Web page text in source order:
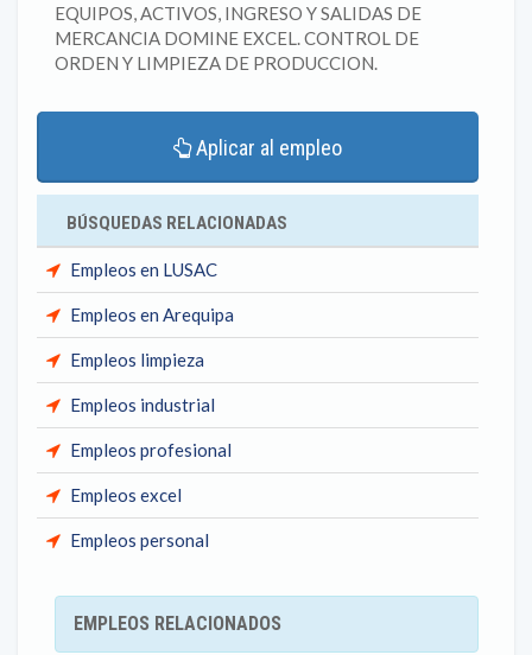
EQUIPOS, ACTIVOS, INGRESO Y SALIDAS DE
MERCANCIA DOMINE EXCEL. CONTROL DE
ORDEN Y LIMPIEZA DE PRODUCCION.
Aplicar al empleo
BÚSQUEDAS RELACIONADAS
Empleos en LUSAC
Empleos en Arequipa
Empleos limpieza
Empleos industrial
Empleos profesional
Empleos excel
Empleos personal
EMPLEOS RELACIONADOS